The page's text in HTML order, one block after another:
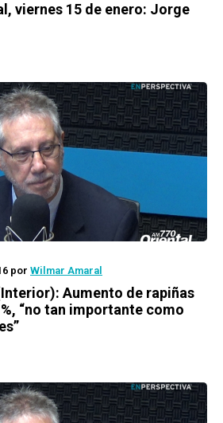
viernes 15 de enero: Jorge
por Wilmar Amaral
Aumento de rapiñas
, “no tan importante como